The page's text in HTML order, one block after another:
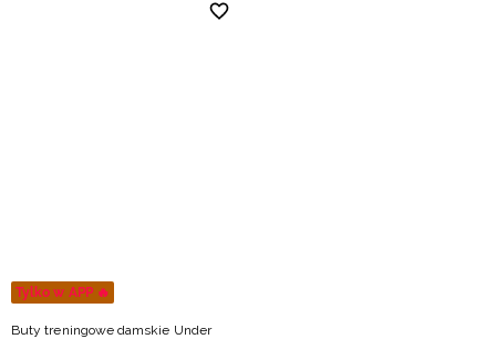
Tylko w APP 🔥
Buty treningowe damskie Under